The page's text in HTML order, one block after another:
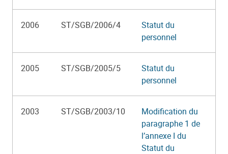
2006 ST/SGB/2006/4
Statut du
personnel
2005 ST/SGB/2005/5
Statut du
personnel
2003 ST/SGB/2003/10
Modification du
paragraphe 1 de
l’annexe I du
Statut du